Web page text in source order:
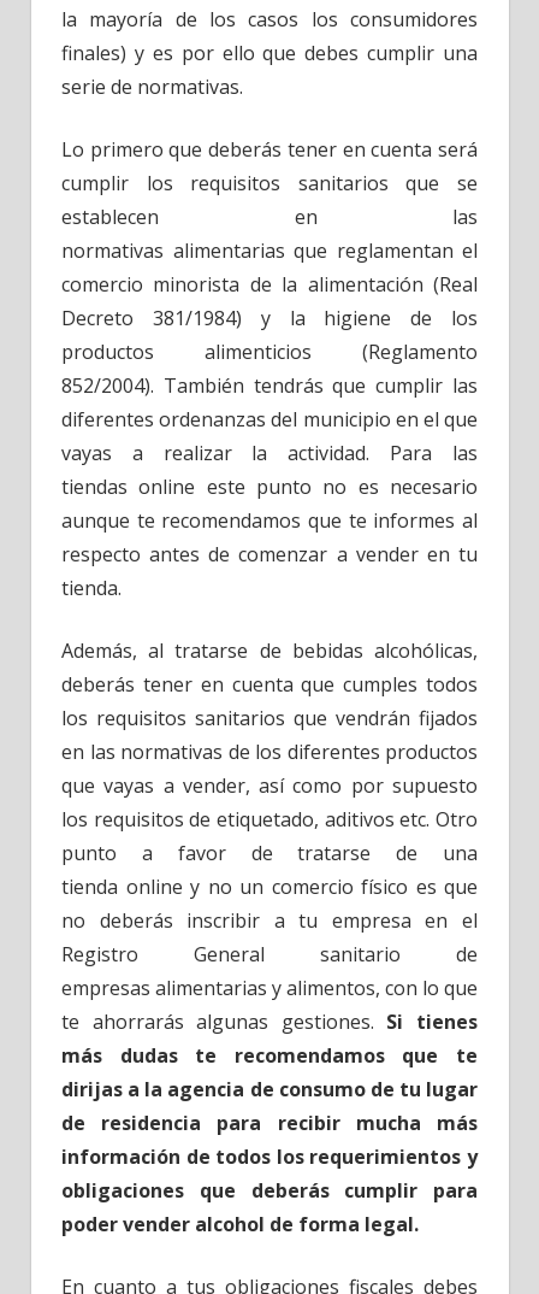
la mayoría de los casos los consumidores
finales) y es por ello que debes cumplir una
serie de normativas.
Lo primero que deberás tener en cuenta será
cumplir los requisitos sanitarios que se
establecen en las
normativas alimentarias que reglamentan el
comercio minorista de la alimentación (Real
Decreto 381/1984) y la higiene de los
productos alimenticios (Reglamento
852/2004). También tendrás que cumplir las
diferentes ordenanzas del municipio en el que
vayas a realizar la actividad. Para las
tiendas online este punto no es necesario
aunque te recomendamos que te informes al
respecto antes de comenzar a vender en tu
tienda.
Además, al tratarse de bebidas alcohólicas,
deberás tener en cuenta que cumples todos
los requisitos sanitarios que vendrán fijados
en las normativas de los diferentes productos
que vayas a vender, así como por supuesto
los requisitos de etiquetado, aditivos etc. Otro
punto a favor de tratarse de una
tienda online y no un comercio físico es que
no deberás inscribir a tu empresa en el
Registro General sanitario de
empresas alimentarias y alimentos, con lo que
te ahorrarás algunas gestiones. Si tienes
más dudas te recomendamos que te
dirijas a la agencia de consumo de tu lugar
de residencia para recibir mucha más
información de todos los requerimientos y
obligaciones que deberás cumplir para
poder vender alcohol de forma legal.
En cuanto a tus obligaciones fiscales debes